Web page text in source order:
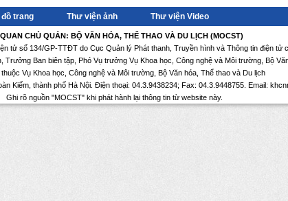
trang Thư viện ảnh Thư viện Video
CHỦ QUẢN: BỘ VĂN HÓA, THỂ THAO VÀ DU LỊCH (MOCST)
tử số 134/GP-TTĐT do Cục Quản lý Phát thanh, Truyền hình và Thông tin điện tử
Ban biên tập, Phó Vụ trưởng Vụ Khoa học, Công nghệ và Môi trường, Bộ
thuộc Vụ Khoa học, Công nghệ và Môi trường, Bộ Văn hóa, Thể thao và Du lịch
Kiếm, thành phố Hà Nội. Điện thoại: 04.3.9438234; Fax: 04.3.9448755. Email:
Ghi rõ nguồn "MOCST" khi phát hành lại thông tin từ website này.